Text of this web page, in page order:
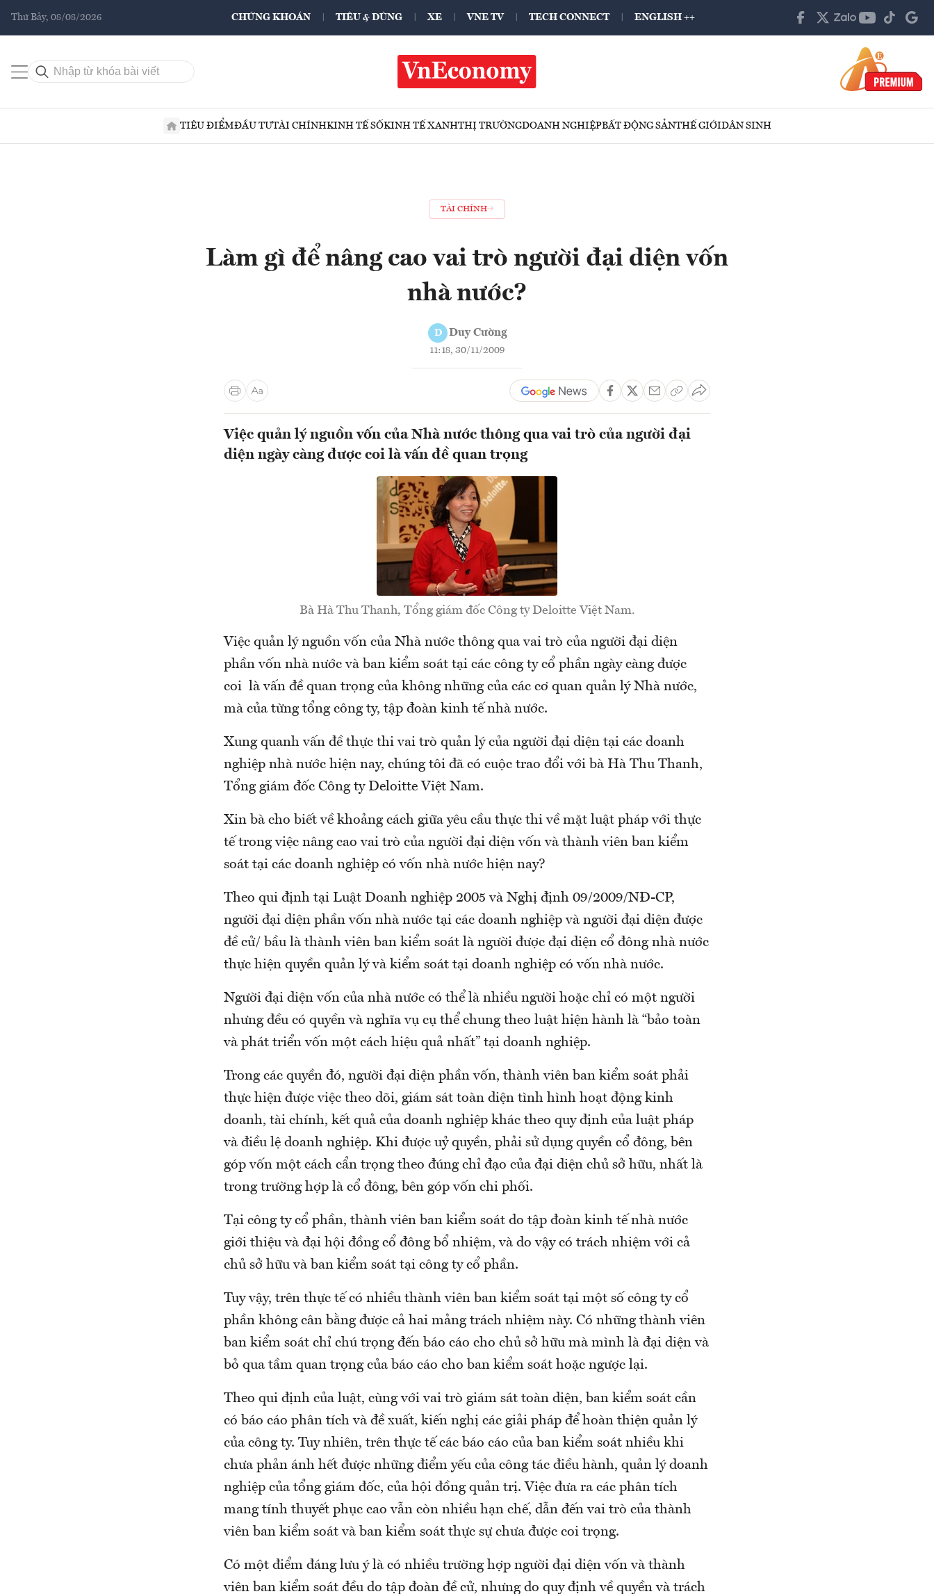
Thứ Bảy, 08/08/2026 CHỨNG KHOÁN TIÊU & DÙNG XE VNE TV TECH CONNECT ENGLISH ++
TIÊU ĐIỂMĐẦU TƯTÀI CHÍNHKINH TẾ SỐKINH TẾ XANHTHỊ TRƯỜNGDOANH NGHIỆPBẤT ĐỘNG SẢNTHẾ GIỚIDÂN SINH
TÀI CHÍNH
Làm gì để nâng cao vai trò người đại diện vốn
nhà nước?
D Duy Cường
11:18, 30/11/2009
Việc quản lý nguồn vốn của Nhà nước thông qua vai trò của người đại
diện ngày càng được coi là vấn đề quan trọng
Bà Hà Thu Thanh, Tổng giám đốc Công ty Deloitte Việt Nam.
Việc quản lý nguồn vốn của Nhà nước thông qua vai trò của người đại diện
phần vốn nhà nước và ban kiểm soát tại các công ty cổ phần ngày càng được
coi là vấn đề quan trọng của không những của các cơ quan quản lý Nhà nước,
mà của từng tổng công ty, tập đoàn kinh tế nhà nước.
Xung quanh vấn đề thực thi vai trò quản lý của người đại diện tại các doanh
nghiệp nhà nước hiện nay, chúng tôi đã có cuộc trao đổi với bà Hà Thu Thanh,
Tổng giám đốc Công ty Deloitte Việt Nam.
Xin bà cho biết về khoảng cách giữa yêu cầu thực thi về mặt luật pháp với thực
tế trong việc nâng cao vai trò của người đại diện vốn và thành viên ban kiểm
soát tại các doanh nghiệp có vốn nhà nước hiện nay?
Theo qui định tại Luật Doanh nghiệp 2005 và Nghị định 09/2009/NĐ-CP,
người đại diện phần vốn nhà nước tại các doanh nghiệp và người đại diện được
đề cử/ bầu là thành viên ban kiểm soát là người được đại diện cổ đông nhà nước
thực hiện quyền quản lý và kiểm soát tại doanh nghiệp có vốn nhà nước.
Người đại diện vốn của nhà nước có thể là nhiều người hoặc chỉ có một người
nhưng đều có quyền và nghĩa vụ cụ thể chung theo luật hiện hành là “bảo toàn
và phát triển vốn một cách hiệu quả nhất” tại doanh nghiệp.
Trong các quyền đó, người đại diện phần vốn, thành viên ban kiểm soát phải
thực hiện được việc theo dõi, giám sát toàn diện tình hình hoạt động kinh
doanh, tài chính, kết quả của doanh nghiệp khác theo quy định của luật pháp
và điều lệ doanh nghiệp. Khi được uỷ quyền, phải sử dụng quyền cổ đông, bên
góp vốn một cách cẩn trọng theo đúng chỉ đạo của đại diện chủ sở hữu, nhất là
trong trường hợp là cổ đông, bên góp vốn chi phối.
Tại công ty cổ phần, thành viên ban kiểm soát do tập đoàn kinh tế nhà nước
giới thiệu và đại hội đồng cổ đông bổ nhiệm, và do vậy có trách nhiệm với cả
chủ sở hữu và ban kiểm soát tại công ty cổ phần.
Tuy vậy, trên thực tế có nhiều thành viên ban kiểm soát tại một số công ty cổ
phần không cân bằng được cả hai mảng trách nhiệm này. Có những thành viên
ban kiểm soát chỉ chú trọng đến báo cáo cho chủ sở hữu mà mình là đại diện và
bỏ qua tầm quan trọng của báo cáo cho ban kiểm soát hoặc ngược lại.
Theo qui định của luật, cùng với vai trò giám sát toàn diện, ban kiểm soát cần
có báo cáo phân tích và đề xuất, kiến nghị các giải pháp để hoàn thiện quản lý
của công ty. Tuy nhiên, trên thực tế các báo cáo của ban kiểm soát nhiều khi
chưa phản ánh hết được những điểm yếu của công tác điều hành, quản lý doanh
nghiệp của tổng giám đốc, của hội đồng quản trị. Việc đưa ra các phân tích
mang tính thuyết phục cao vẫn còn nhiều hạn chế, dẫn đến vai trò của thành
viên ban kiểm soát và ban kiểm soát thực sự chưa được coi trọng.
Có một điểm đáng lưu ý là có nhiều trường hợp người đại diện vốn và thành
viên ban kiểm soát đều do tập đoàn đề cử, nhưng do quy định về quyền và trách